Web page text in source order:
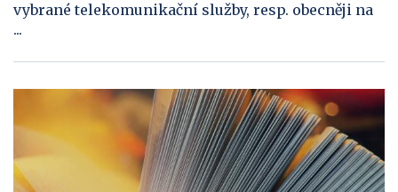
vybrané telekomunikační služby, resp. obecněji na
...